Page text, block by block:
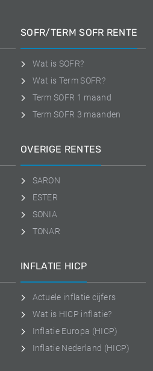
SOFR/TERM SOFR RENTE
Wat is SOFR?
Wat is Term SOFR?
Term SOFR 1 maand
Term SOFR 3 maanden
OVERIGE RENTES
SARON
ESTER
SONIA
TONAR
INFLATIE HICP
Actuele inflatie cijfers
Wat is HICP inflatie?
Inflatie Europa (HICP)
Inflatie Nederland (HICP)